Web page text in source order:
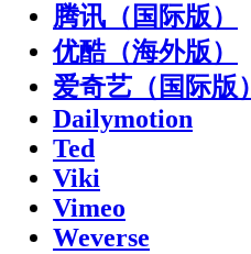
腾讯（国际版）
优酷（海外版）
爱奇艺（国际版）
Dailymotion
Ted
Viki
Vimeo
Weverse